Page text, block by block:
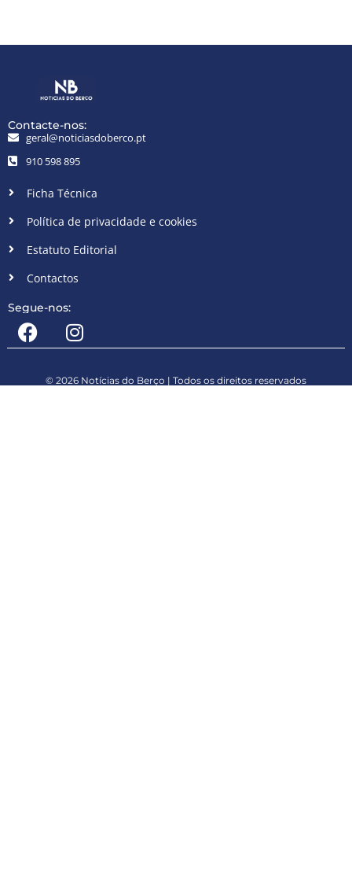
Contacte-nos:
geral@noticiasdoberco.pt
910 598 895
Ficha Técnica
Política de privacidade e cookies
Estatuto Editorial
Contactos
Segue-nos:
© 2026 Notícias do Berço | Todos os direitos reservados